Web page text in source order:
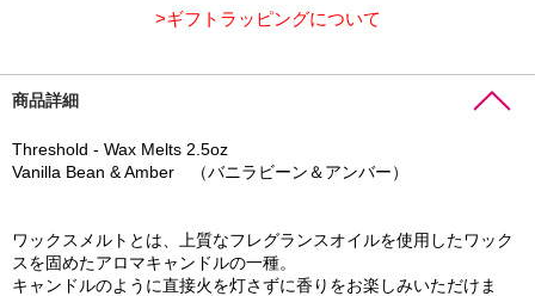
>ギフトラッピングについて
商品詳細
Threshold - Wax Melts 2.5oz
Vanilla Bean & Amber （バニラビーン＆アンバー）
ワックスメルトとは、上質なフレグランスオイルを使用したワック
スを固めたアロマキャンドルの一種。
キャンドルのように直接火を灯さずに香りをお楽しみいただけま